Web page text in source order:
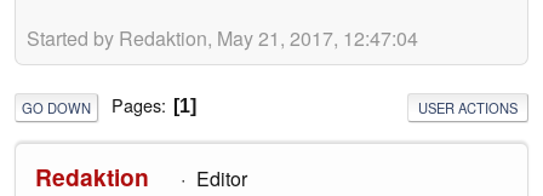
Started by Redaktion, May 21, 2017, 12:47:04
GO DOWN Pages 1 USER ACTIONS
Redaktion Editor